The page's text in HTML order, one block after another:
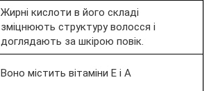
Жирні кислоти в його складі
зміцнюють структуру волосся і
доглядають за шкірою повік.
Воно містить вітаміни Е і А